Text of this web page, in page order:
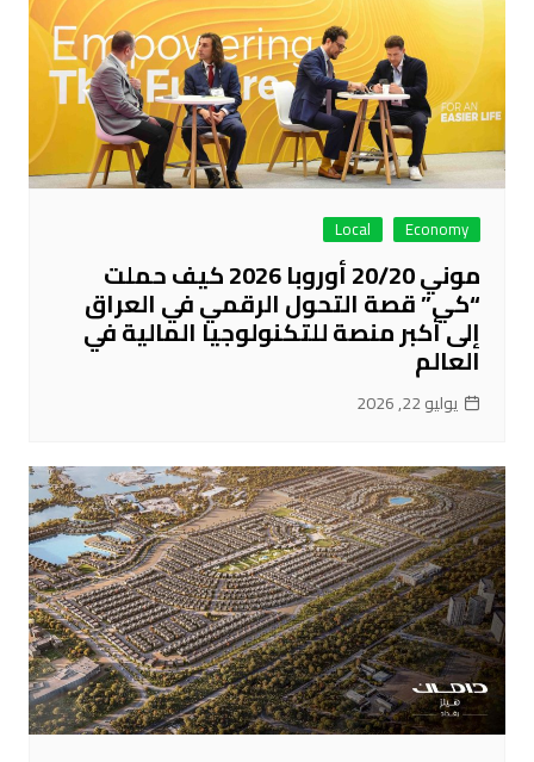
Economy
Local
موني 20/20 أوروبا 2026 كيف حملت
“كي” قصة التحول الرقمي في العراق
إلى أكبر منصة للتكنولوجيا المالية في
العالم
يوليو 22, 2026